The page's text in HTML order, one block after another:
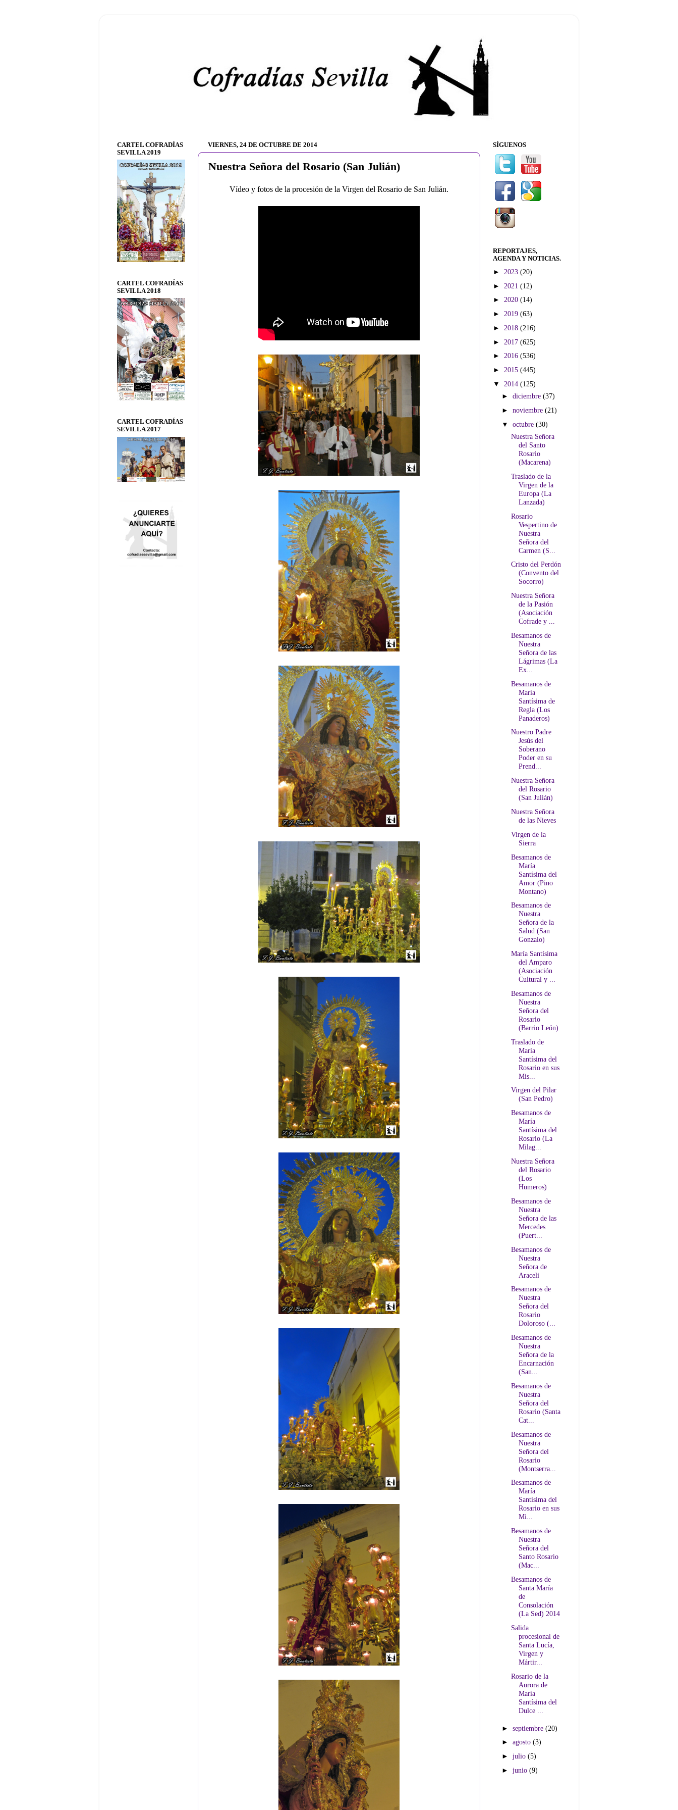
VIERNES, 24 DE OCTUBRE DE 2014
Nuestra Señora del Rosario (San Julián)
Vídeo y fotos de la procesión de la Virgen del Rosario de San Julián.
CARTEL COFRADÍAS
SEVILLA 2019
CARTEL COFRADÍAS
SEVILLA 2018
CARTEL COFRADÍAS
SEVILLA 2017
SÍGUENOS
REPORTAJES,
AGENDA Y NOTICIAS.
► 2023 (20)
► 2021 (12)
► 2020 (14)
► 2019 (63)
► 2018 (216)
► 2017 (625)
► 2016 (536)
► 2015 (445)
▼ 2014 (125)
►diciembre(37)
►noviembre(21)
▼octubre(30)
Nuestra Señora
del Santo
Rosario
(Macarena)
Traslado de la
Virgen de la
Europa (La
Lanzada)
Rosario
Vespertino de
Nuestra
Señora del
Carmen (S...
Cristo del Perdón
(Convento del
Socorro)
Nuestra Señora
de la Pasión
(Asociación
Cofrade y ...
Besamanos de
Nuestra
Señora de las
Lágrimas (La
Ex...
Besamanos de
María
Santísima de
Regla (Los
Panaderos)
Nuestro Padre
Jesús del
Soberano
Poder en su
Prend...
Nuestra Señora
del Rosario
(San Julián)
Nuestra Señora
de las Nieves
Virgen de la
Sierra
Besamanos de
María
Santísima del
Amor (Pino
Montano)
Besamanos de
Nuestra
Señora de la
Salud (San
Gonzalo)
María Santísima
del Amparo
(Asociación
Cultural y ...
Besamanos de
Nuestra
Señora del
Rosario
(Barrio León)
Traslado de
María
Santísima del
Rosario en sus
Mis...
Virgen del Pilar
(San Pedro)
Besamanos de
María
Santísima del
Rosario (La
Milag...
Nuestra Señora
del Rosario
(Los
Humeros)
Besamanos de
Nuestra
Señora de las
Mercedes
(Puert...
Besamanos de
Nuestra
Señora de
Araceli
Besamanos de
Nuestra
Señora del
Rosario
Doloroso (...
Besamanos de
Nuestra
Señora de la
Encarnación
(San...
Besamanos de
Nuestra
Señora del
Rosario (Santa
Cat...
Besamanos de
Nuestra
Señora del
Rosario
(Montserra...
Besamanos de
María
Santísima del
Rosario en sus
Mi...
Besamanos de
Nuestra
Señora del
Santo Rosario
(Mac...
Besamanos de
Santa María
de
Consolación
(La Sed) 2014
Salida
procesional de
Santa Lucía,
Virgen y
Mártir...
Rosario de la
Aurora de
María
Santísima del
Dulce ...
►septiembre(20)
►agosto(3)
►julio(5)
►junio(9)